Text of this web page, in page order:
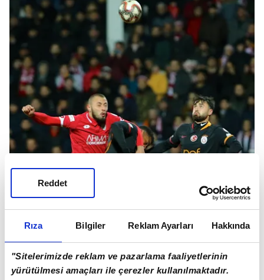
Rıza Bilgiler Reklam Ayarları Hakkında
"Sitelerimizde reklam ve pazarlama faaliyetlerinin
yürütülmesi amaçları ile çerezler kullanılmaktadır.
Reddet